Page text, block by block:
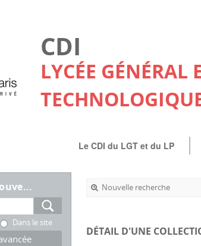
CDI
LYCÉE GÉNÉRAL
Le CDI du LGT et du LP
Dans le site
Nouvelle recherche
DÉTAIL D'UNE